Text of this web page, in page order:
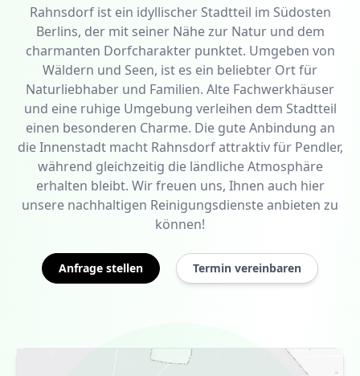
Rahnsdorf ist ein idyllischer Stadtteil im Südosten
Berlins, der mit seiner Nähe zur Natur und dem
charmanten Dorfcharakter punktet. Umgeben von
Wäldern und Seen, ist es ein beliebter Ort für
Naturliebhaber und Familien. Alte Fachwerkhäuser
und eine ruhige Umgebung verleihen dem Stadtteil
einen besonderen Charme. Die gute Anbindung an
die Innenstadt macht Rahnsdorf attraktiv für Pendler,
während gleichzeitig die ländliche Atmosphäre
erhalten bleibt. Wir freuen uns, Ihnen auch hier
unsere nachhaltigen Reinigungsdienste anbieten zu
können!
Anfrage stellen Termin vereinbaren